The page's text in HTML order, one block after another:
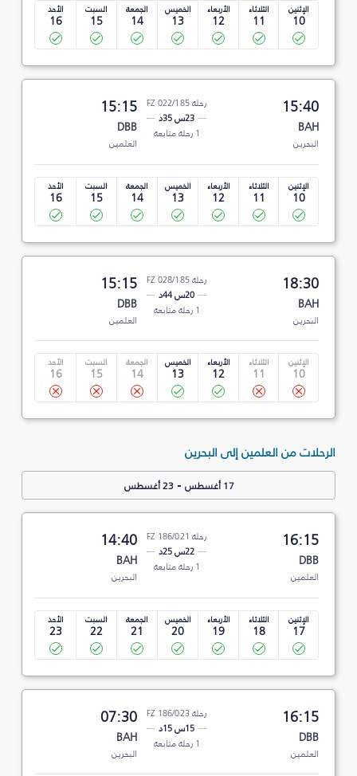
الإثنين
10
الثلاثاء
11
الأربعاء
12
الخميس
13
الجمعة
14
السبت
15
الأحد
16
15:40
BAH
البحرين
رحلة FZ 022/185
23س 35د
1 رحلة متابعة
15:15
DBB
العلمين
الإثنين
10
الثلاثاء
11
الأربعاء
12
الخميس
13
الجمعة
14
السبت
15
الأحد
16
18:30
BAH
البحرين
رحلة FZ 028/185
20س 44د
1 رحلة متابعة
15:15
DBB
العلمين
الإثنين
10
الثلاثاء
11
الأربعاء
12
الخميس
13
الجمعة
14
السبت
15
الأحد
16
الرحلات من العلمين إلى البحرين
17 أغسطس -23 أغسطس
16:15
DBB
العلمين
رحلة FZ 186/021
22س 25د
1 رحلة متابعة
14:40
BAH
البحرين
الإثنين
17
الثلاثاء
18
الأربعاء
19
الخميس
20
الجمعة
21
السبت
22
الأحد
23
16:15
DBB
العلمين
رحلة FZ 186/023
15س 15د
1 رحلة متابعة
07:30
BAH
البحرين